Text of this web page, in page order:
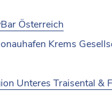
Österreich
Krems
Unteres Traisental &